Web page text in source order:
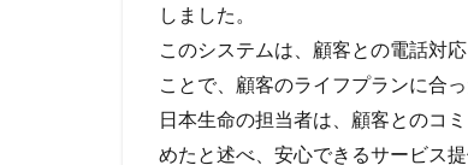
しました。
このシステムは、顧客との電話対
ことで、顧客のライフプランに合
日本生命の担当者は、顧客とのコ
めたと述べ、安心できるサービス提